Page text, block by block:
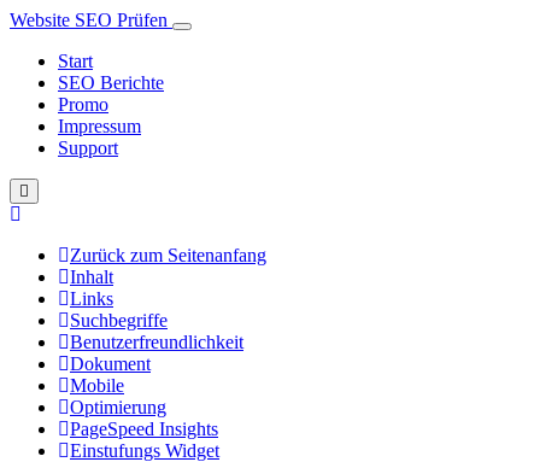
Website SEO Prüfen
Start
SEO Berichte
Promo
Impressum
Support
Zurück zum Seitenanfang
Inhalt
Links
Suchbegriffe
Benutzerfreundlichkeit
Dokument
Mobile
Optimierung
PageSpeed Insights
Einstufungs Widget